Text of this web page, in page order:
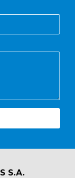
S.A.